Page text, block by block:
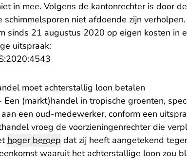
in mee. Volgens de kantonrechter is door
schimmelsporen niet afdoende zijn
sinds 21 augustus 2020 op eigen kosten in
uitspraak:
moet achterstallig loon betalen
(markt)handel in tropische groenten,
een oud-medewerker, conform een
vroeg de voorzieningenrechter die
hoger beroep dat zij heeft aangetekend
waaruit het achterstallige loon zou